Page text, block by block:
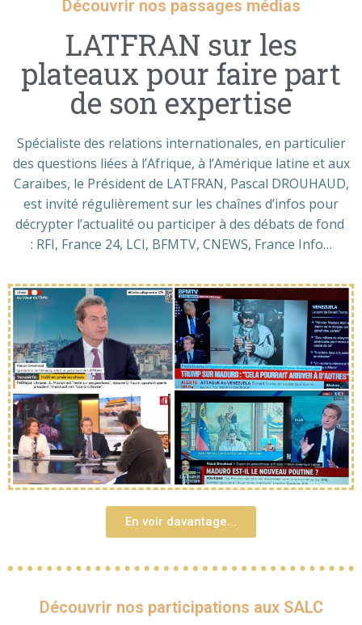
Découvrir nos passages médias
LATFRAN sur les
plateaux pour faire part
de son expertise
Spécialiste des relations internationales, en particulier
des questions liées à l’Afrique, à l’Amérique latine et aux
Caraïbes, le Président de LATFRAN, Pascal DROUHAUD,
est invité régulièrement sur les chaînes d’infos pour
décrypter l’actualité ou participer à des débats de fond
: RFI, France 24, LCI, BFMTV, CNEWS, France Info…
En voir davantage...
Découvrir nos participations aux SALC